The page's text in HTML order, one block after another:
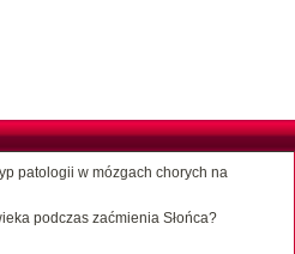
patologii w mózgach chorych na
podczas zaćmienia Słońca?